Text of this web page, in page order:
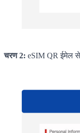
चरण 2: eSIM QR ईमेल